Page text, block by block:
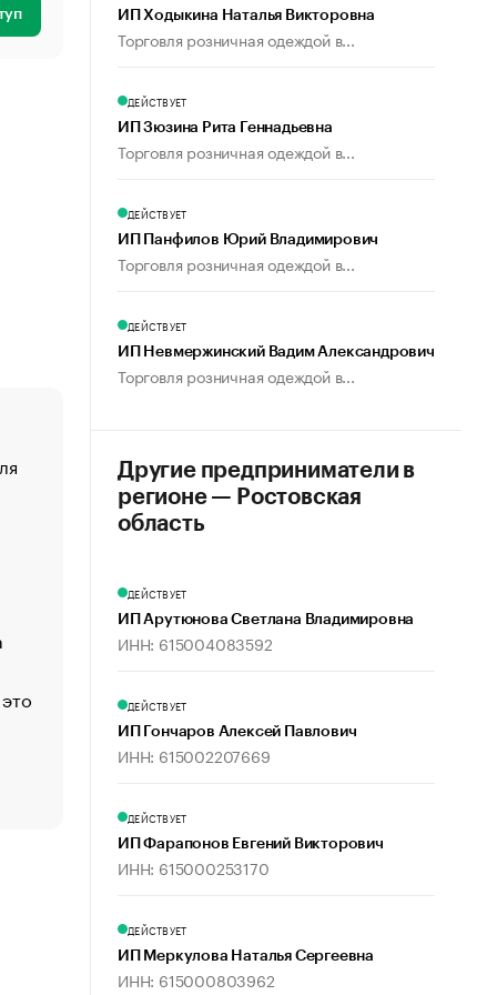
«От спорта тело стареет иначе». Как живет глава
создавшей GTA
«Деньги будут не нужны»: что рассказал Маск в
Функции менеджмента: пять ключевых основ
управления
ЕС разрешил конфискацию российской нефти —
Стресс обеспеченных людей: почему рост доходов
Что обвинения против Павла Дурова значат для
ИП Ходыкина Наталья Викторовна
Торговля розничная одеждой в...
ДЕЙСТВУЕТ
ИП Зюзина Рита Геннадьевна
Торговля розничная одеждой в...
ДЕЙСТВУЕТ
ИП Панфилов Юрий Владимирович
Торговля розничная одеждой в...
ДЕЙСТВУЕТ
ИП Невмержинский Вадим Александрович
Торговля розничная одеждой в...
Другие предприниматели в
регионе — Ростовская
область
ДЕЙСТВУЕТ
ИП Арутюнова Светлана Владимировна
ИНН: 615004083592
ДЕЙСТВУЕТ
ИП Гончаров Алексей Павлович
ИНН: 615002207669
ДЕЙСТВУЕТ
ИП Фарапонов Евгений Викторович
ИНН: 615000253170
ДЕЙСТВУЕТ
ИП Меркулова Наталья Сергеевна
ИНН: 615000803962